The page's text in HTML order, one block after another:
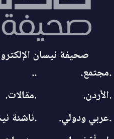
صحيفة نيسان
.مجتمع.
..
.الأردن.
.مقالات.
.عربي ودولي.
.ناشئة